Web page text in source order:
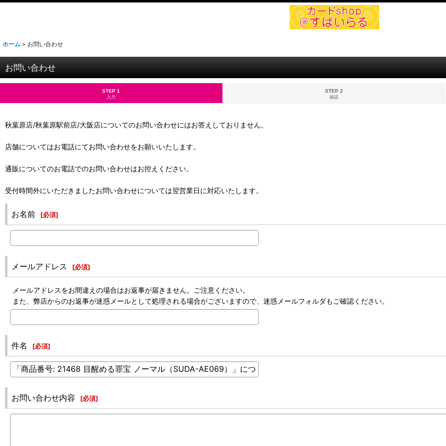
ホーム > お問い合わせ
お問い合わせ
STEP 1
入力
STEP 2
確認
秋葉原店/秋葉原駅前店/大阪店についてのお問い合わせにはお答えしておりません。
店舗についてはお電話にてお問い合わせをお願いいたします。
通販についてのお電話でのお問い合わせはお控えください。
受付時間外にいただきましたお問い合わせについては翌営業日に対応いたします。
お名前 [必須]
メールアドレス [必須]
メールアドレスをお間違えの場合はお返事が届きません。ご注意ください。
また、弊店からのお返事が迷惑メールとして処理される場合がございますので、迷惑メールフォルダもご確認ください。
件名 [必須]
お問い合わせ内容 [必須]